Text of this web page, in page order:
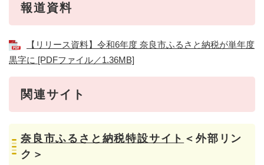
報道資料
【リリース資料】令和6年度 奈良市ふるさと納税が単年度
黒字に [PDFファイル／1.36MB]
関連サイト
奈良市ふるさと納税特設サイト ＜外部リン
ク＞